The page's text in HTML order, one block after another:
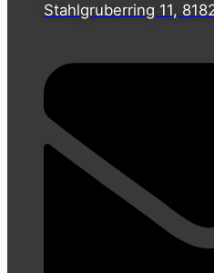
Stahlgruberring 11,